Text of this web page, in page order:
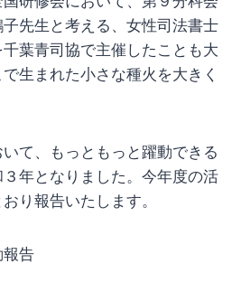
子先生と考える、女性司法書士
葉青司協で主催したことも大
生まれた小さな種火を大きく
て、もっともっと躍動できる
年となりました。今年度の活
り報告いたします。
報告